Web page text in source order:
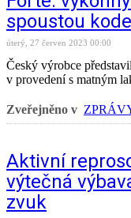
spoustou
úterý, 27 červen 2023 00:00
Český výrobce
v provedení s matným
Zveřejněno v
Aktivní
výtečná
zvuk